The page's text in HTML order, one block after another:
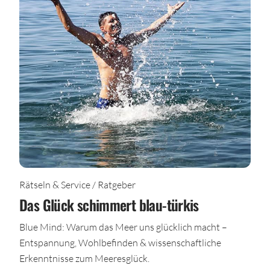
Rätseln & Service / Ratgeber
Das Glück schimmert blau-türkis
Blue Mind: Warum das Meer uns glücklich macht –
Entspannung, Wohlbefinden & wissenschaftliche
Erkenntnisse zum Meeresglück.